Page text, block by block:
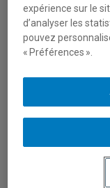
inégalités,
renforcées
s’appuyant
Un dossier
et Diane-
expérience sur le
d’analyser les
pouvez
« Préférences ».